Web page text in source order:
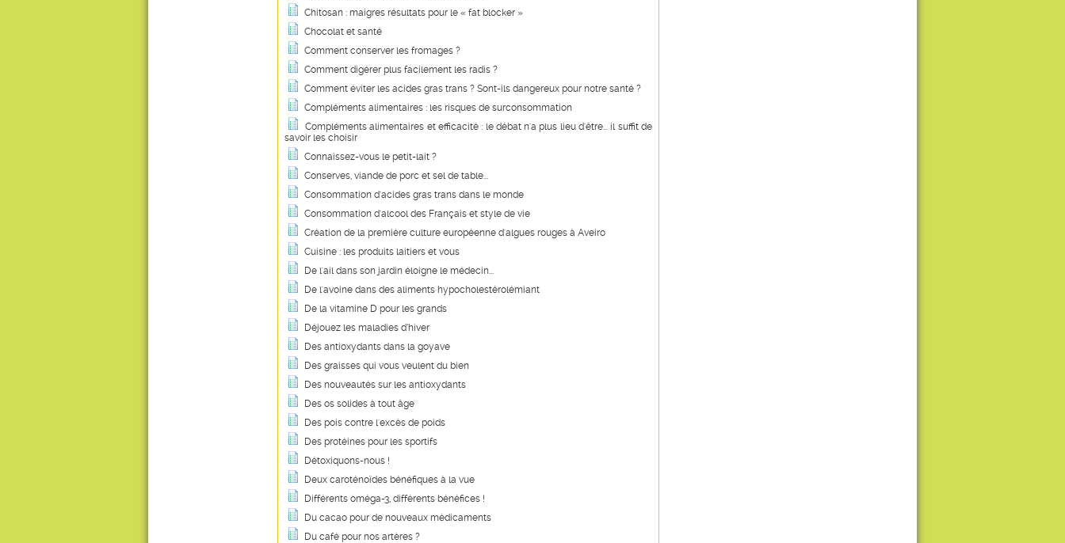
Chitosan : maigres résultats pour le « fat blocker »
Chocolat et santé
Comment conserver les fromages ?
Comment digérer plus facilement les radis ?
Comment éviter les acides gras trans ? Sont-ils dangereux pour notre santé ?
Compléments alimentaires : les risques de surconsommation
Compléments alimentaires et efficacité : le débat n'a plus lieu d'être... il suffit de
savoir les choisir
Connaissez-vous le petit-lait ?
Conserves, viande de porc et sel de table...
Consommation d'acides gras trans dans le monde
Consommation d'alcool des Français et style de vie
Création de la première culture européenne d'algues rouges à Aveiro
Cuisine : les produits laitiers et vous
De l'ail dans son jardin éloigne le médecin...
De l'avoine dans des aliments hypocholestérolémiant
De la vitamine D pour les grands
Déjouez les maladies d’hiver
Des antioxydants dans la goyave
Des graisses qui vous veulent du bien
Des nouveautés sur les antioxydants
Des os solides à tout âge
Des pois contre l'excès de poids
Des protéines pour les sportifs
Détoxiquons-nous !
Deux caroténoïdes bénéfiques à la vue
Différents oméga-3, différents bénéfices !
Du cacao pour de nouveaux médicaments
Du café pour nos artères ?